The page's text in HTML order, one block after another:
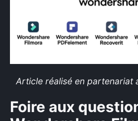
Article réalisé en partenariat
Foire aux